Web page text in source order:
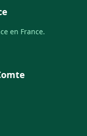
en France.